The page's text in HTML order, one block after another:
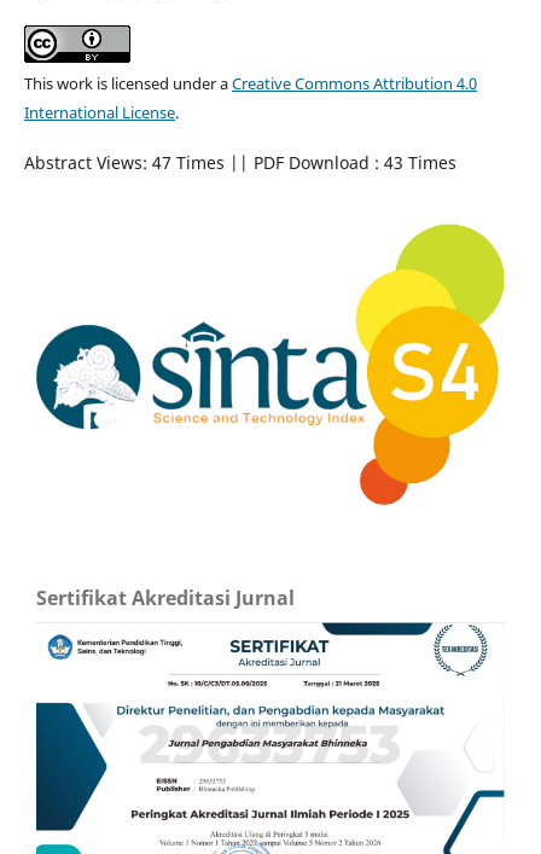
This work is licensed under aCreative Commons Attribution 4.0
International License.
Abstract Views: 47 Times || PDF Download : 43 Times
Sertifikat Akreditasi Jurnal